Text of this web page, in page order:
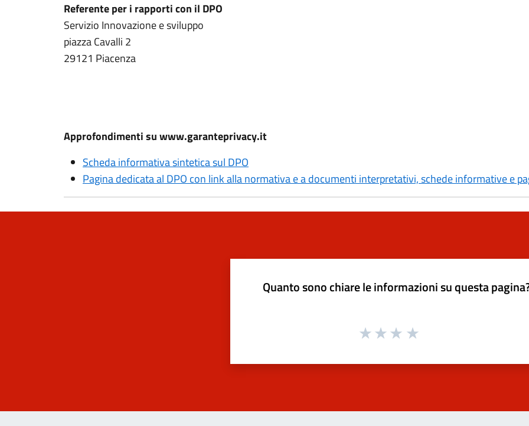
Referente per i rapporti con il DPO
Servizio Innovazione e sviluppo
piazza Cavalli 2
29121 Piacenza
Approfondimenti su www.garanteprivacy.it
Scheda informativa sintetica sul DPO
Pagina dedicata al DPO con link alla normativa e a documenti interpretativi, schede informative e
Quanto sono chiare le informazioni su questa